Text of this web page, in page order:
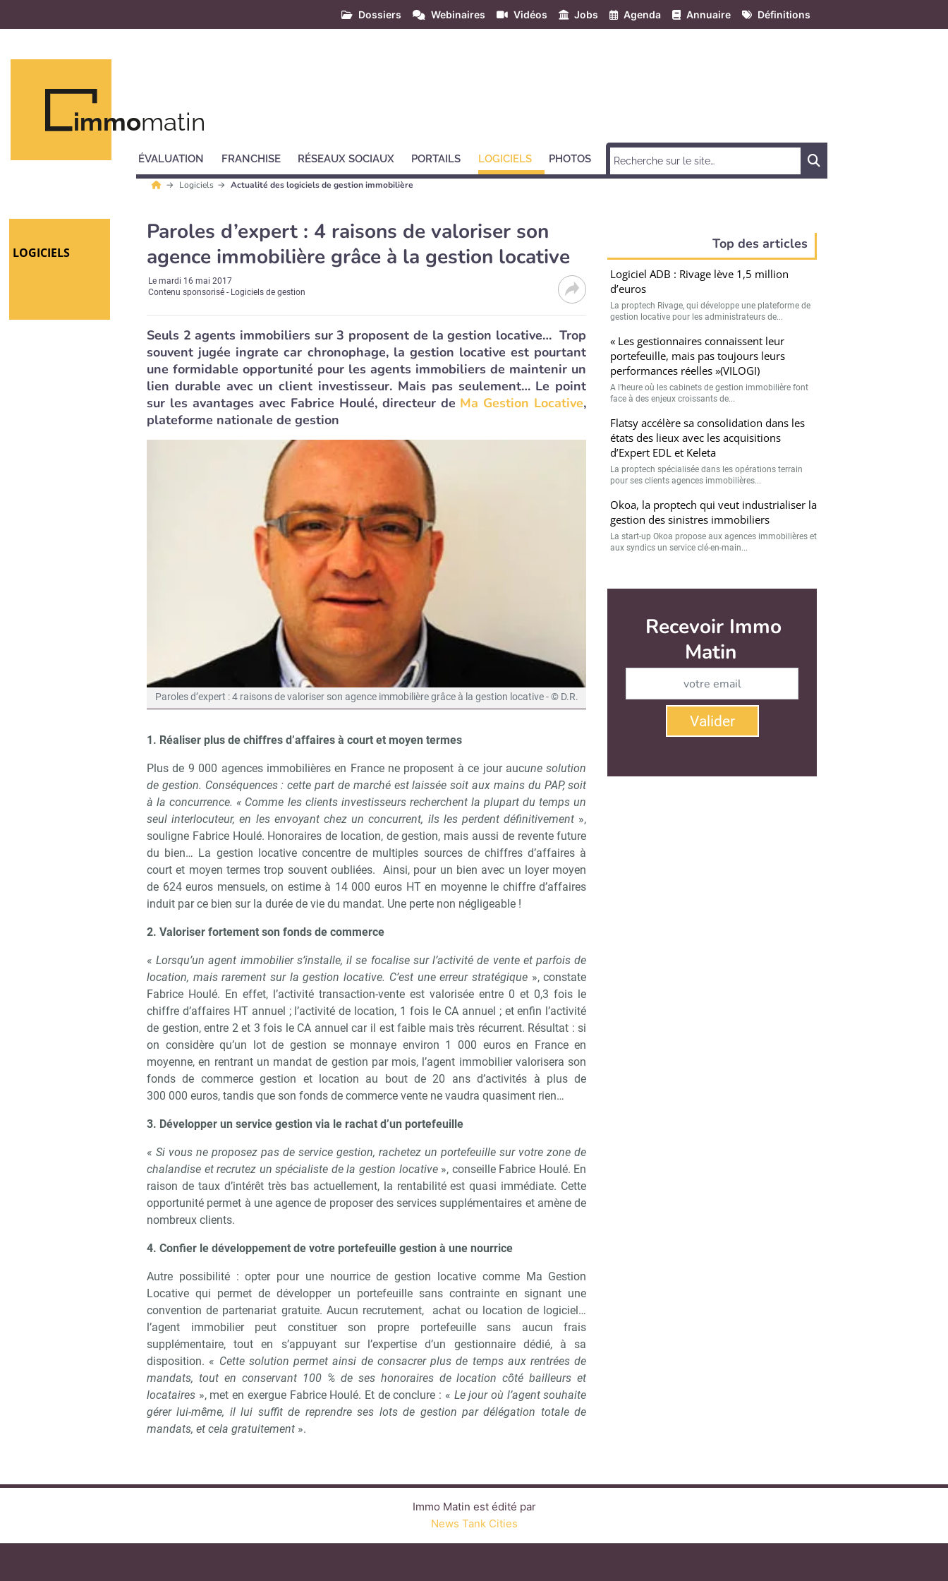
Dossiers Webinaires Vidéos Jobs Agenda Annuaire Définitions
immomatin
ÉVALUATION FRANCHISE RÉSEAUX SOCIAUX PORTAILS LOGICIELS PHOTOS
Logiciels Actualité des logiciels de gestion immobilière
LOGICIELS
Paroles d’expert : 4 raisons de valoriser son
agence immobilière grâce à la gestion locative
Lemardi 16 mai 2017
Contenu sponsorisé - Logiciels de gestion
Seuls 2 agents immobiliers sur 3 proposent de la gestion locative… Trop
souvent jugée ingrate car chronophage, la gestion locative est pourtant
une formidable opportunité pour les agents immobiliers de maintenir un
lien durable avec un client investisseur. Mais pas seulement… Le point
sur les avantages avec Fabrice Houlé, directeur de Ma Gestion Locative,
plateforme nationale de gestion
Paroles d’expert : 4 raisons de valoriser son agence immobilière grâce à la gestion locative - © D.R.
1. Réaliser plus de chiffres d’affaires à court et moyen termes
Plus de 9 000 agences immobilières en France ne proposent à ce jour aucune solution
de gestion. Conséquences : cette part de marché est laissée soit aux mains du PAP, soit
à la concurrence. « Comme les clients investisseurs recherchent la plupart du temps un
seul interlocuteur, en les envoyant chez un concurrent, ils les perdent définitivement »,
souligne Fabrice Houlé. Honoraires de location, de gestion, mais aussi de revente future
du bien… La gestion locative concentre de multiples sources de chiffres d’affaires à
court et moyen termes trop souvent oubliées. Ainsi, pour un bien avec un loyer moyen
de 624 euros mensuels, on estime à 14 000 euros HT en moyenne le chiffre d’affaires
induit par ce bien sur la durée de vie du mandat. Une perte non négligeable !
2. Valoriser fortement son fonds de commerce
«Lorsqu’un agent immobilier s’installe, il se focalise sur l’activité de vente et parfois de
location, mais rarement sur la gestion locative. C’est une erreur stratégique», constate
Fabrice Houlé. En effet, l’activité transaction-vente est valorisée entre 0 et 0,3 fois le
chiffre d’affaires HT annuel ; l’activité de location, 1 fois le CA annuel ; et enfin l’activité
de gestion, entre 2 et 3 fois le CA annuel car il est faible mais très récurrent. Résultat : si
on considère qu’un lot de gestion se monnaye environ 1 000 euros en France en
moyenne, en rentrant un mandat de gestion par mois, l’agent immobilier valorisera son
fonds de commerce gestion et location au bout de 20 ans d’activités à plus de
300 000 euros, tandis que son fonds de commerce vente ne vaudra quasiment rien…
3. Développer un service gestion via le rachat d’un portefeuille
«Si vous ne proposez pas de service gestion, rachetez un portefeuille sur votre zone de
chalandise et recrutez un spécialiste de la gestion locative», conseille Fabrice Houlé. En
raison de taux d’intérêt très bas actuellement, la rentabilité est quasi immédiate. Cette
opportunité permet à une agence de proposer des services supplémentaires et amène de
nombreux clients.
4. Confier le développement de votre portefeuille gestion à une nourrice
Autre possibilité : opter pour une nourrice de gestion locative comme Ma Gestion
Locative qui permet de développer un portefeuille sans contrainte en signant une
convention de partenariat gratuite. Aucun recrutement, achat ou location de logiciel…
l’agent immobilier peut constituer son propre portefeuille sans aucun frais
supplémentaire, tout en s’appuyant sur l’expertise d’un gestionnaire dédié, à sa
disposition. « Cette solution permet ainsi de consacrer plus de temps aux rentrées de
mandats, tout en conservant 100 % de ses honoraires de location côté bailleurs et
locataires », met en exergue Fabrice Houlé. Et de conclure : « Le jour où l’agent souhaite
gérer lui-même, il lui suffit de reprendre ses lots de gestion par délégation totale de
mandats, et cela gratuitement ».
Top des articles
Logiciel ADB : Rivage lève 1,5 million
d’euros
La proptech Rivage, qui développe une plateforme de
gestion locative pour les administrateurs de...
« Les gestionnaires connaissent leur
portefeuille, mais pas toujours leurs
performances réelles »(VILOGI)
A l’heure où les cabinets de gestion immobilière font
face à des enjeux croissants de...
Flatsy accélère sa consolidation dans les
états des lieux avec les acquisitions
d’Expert EDL et Keleta
La proptech spécialisée dans les opérations terrain
pour ses clients agences immobilières...
Okoa, la proptech qui veut industrialiser la
gestion des sinistres immobiliers
La start-up Okoa propose aux agences immobilières et
aux syndics un service clé-en-main...
Recevoir Immo
Matin
Valider
Immo Matin est édité par
News Tank Cities